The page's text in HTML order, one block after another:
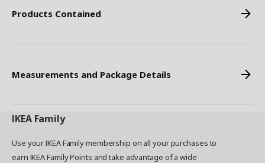
Products Contained
Measurements and Package Details
IKEA Family
Use your IKEA Family membership on all your purchases to
earn IKEA Family Points and take advantage of a wide